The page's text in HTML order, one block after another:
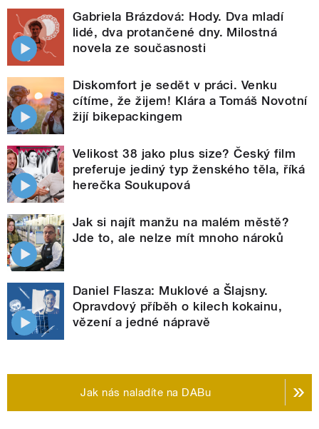
Gabriela Brázdová: Hody. Dva mladí
lidé, dva protančené dny. Milostná
novela ze současnosti
Diskomfort je sedět v práci. Venku
cítíme, že žijem! Klára a Tomáš Novotní
žijí bikepackingem
Velikost 38 jako plus size? Český film
preferuje jediný typ ženského těla, říká
herečka Soukupová
Jak si najít manžu na malém městě?
Jde to, ale nelze mít mnoho nároků
Daniel Flasza: Muklové a Šlajsny.
Opravdový příběh o kilech kokainu,
vězení a jedné nápravě
Jak nás naladíte na DABu